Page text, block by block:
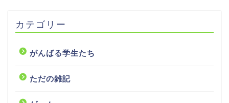
カテゴリー
がんばる学生たち
ただの雑記